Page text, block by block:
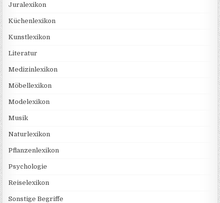
Juralexikon
Küchenlexikon
Kunstlexikon
Literatur
Medizinlexikon
Möbellexikon
Modelexikon
Musik
Naturlexikon
Pflanzenlexikon
Psychologie
Reiselexikon
Sonstige Begriffe